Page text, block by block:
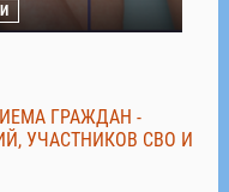
ГРАЖДАН -
УЧАСТНИКОВ СВО И